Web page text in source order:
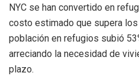
NYC se han convertido en
costo estimado que supera
población en refugios subió
arreciando la necesidad de
plazo.